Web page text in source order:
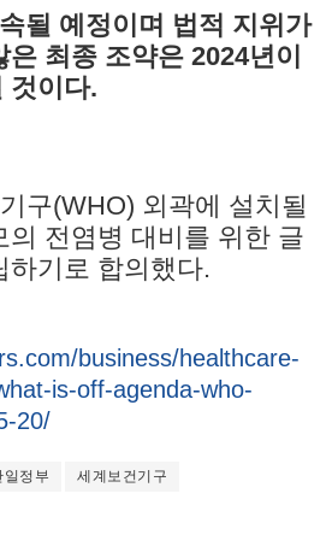
될 예정이며 법적 지위가
최종 조약은 2024년이
것이다.
구(WHO) 외곽에 설치될
의 전염병 대비를 위한 글
하기로 합의했다.
business/healthcare-
is-off-agenda-who-
20/
일정부 세계보건기구